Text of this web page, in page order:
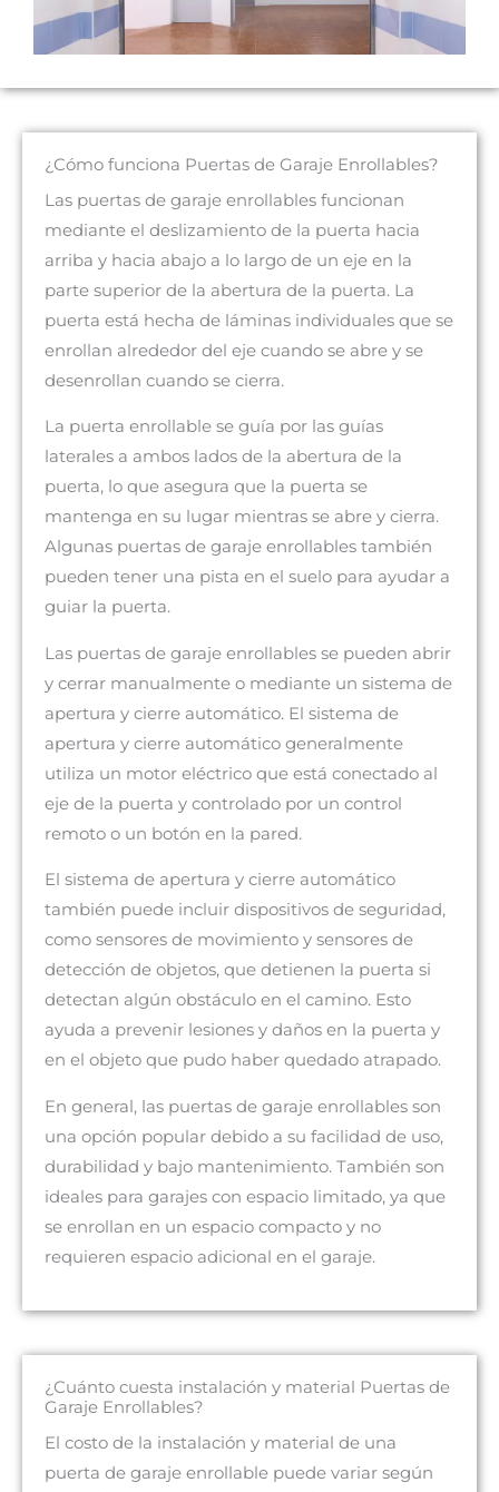
¿Cómo funciona Puertas de Garaje Enrollables?
Las puertas de garaje enrollables funcionan
mediante el deslizamiento de la puerta hacia
arriba y hacia abajo a lo largo de un eje en la
parte superior de la abertura de la puerta. La
puerta está hecha de láminas individuales que se
enrollan alrededor del eje cuando se abre y se
desenrollan cuando se cierra.
La puerta enrollable se guía por las guías
laterales a ambos lados de la abertura de la
puerta, lo que asegura que la puerta se
mantenga en su lugar mientras se abre y cierra.
Algunas puertas de garaje enrollables también
pueden tener una pista en el suelo para ayudar a
guiar la puerta.
Las puertas de garaje enrollables se pueden abrir
y cerrar manualmente o mediante un sistema de
apertura y cierre automático. El sistema de
apertura y cierre automático generalmente
utiliza un motor eléctrico que está conectado al
eje de la puerta y controlado por un control
remoto o un botón en la pared.
El sistema de apertura y cierre automático
también puede incluir dispositivos de seguridad,
como sensores de movimiento y sensores de
detección de objetos, que detienen la puerta si
detectan algún obstáculo en el camino. Esto
ayuda a prevenir lesiones y daños en la puerta y
en el objeto que pudo haber quedado atrapado.
En general, las puertas de garaje enrollables son
una opción popular debido a su facilidad de uso,
durabilidad y bajo mantenimiento. También son
ideales para garajes con espacio limitado, ya que
se enrollan en un espacio compacto y no
requieren espacio adicional en el garaje.
¿Cuánto cuesta instalación y material Puertas de
Garaje Enrollables?
El costo de la instalación y material de una
puerta de garaje enrollable puede variar según